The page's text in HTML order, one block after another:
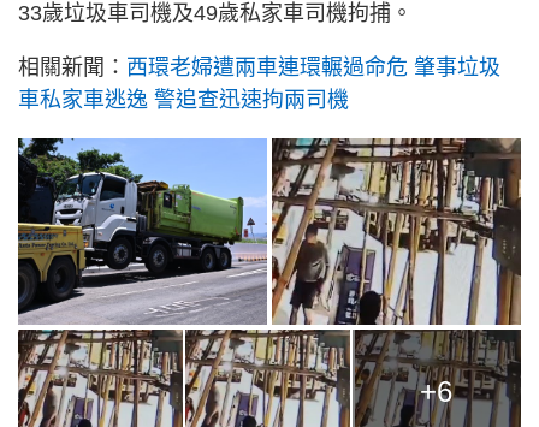
33歲垃圾車司機及49歲私家車司機拘捕。
相關新聞： 西環老婦遭兩車連環輾過命危 肇事垃圾
車私家車逃逸 警追查迅速拘兩司機
+6